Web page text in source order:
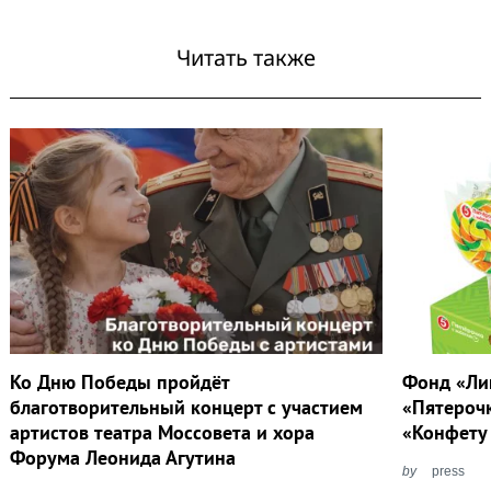
Читать также
Ко Дню Победы пройдёт
благотворительный концерт с участием
артистов театра Моссовета и хора
Форума Леонида Агутина
Фонд
by press